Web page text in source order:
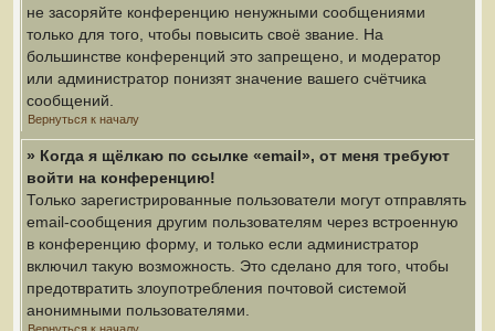
не засоряйте конференцию ненужными сообщениями
только для того, чтобы повысить своё звание. На
большинстве конференций это запрещено, и модератор
или администратор понизят значение вашего счётчика
сообщений.
Вернуться к началу
» Когда я щёлкаю по ссылке «email», от меня требуют
войти на конференцию!
Только зарегистрированные пользователи могут отправлять
email-сообщения другим пользователям через встроенную
в конференцию форму, и только если администратор
включил такую возможность. Это сделано для того, чтобы
предотвратить злоупотребления почтовой системой
анонимными пользователями.